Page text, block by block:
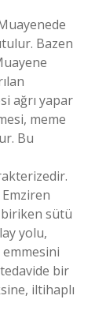
Bazen
ağrı yapar
meme
Bu
biriken sütü
yolu,
bir
iltihaplı